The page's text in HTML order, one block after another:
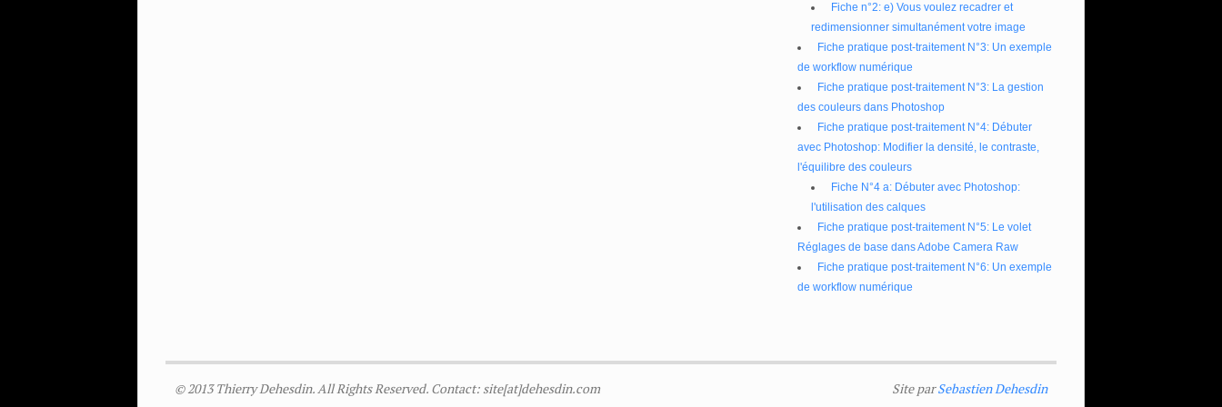
Fiche n°2: e) Vous voulez recadrer et
redimensionner simultanément votre image
Fiche pratique post-traitement N°3: Un exemple
de workflow numérique
Fiche pratique post-traitement N°3: La gestion
des couleurs dans Photoshop
Fiche pratique post-traitement N°4: Débuter
avec Photoshop: Modifier la densité, le contraste,
l'équilibre des couleurs
Fiche N°4 a: Débuter avec Photoshop:
l'utilisation des calques
Fiche pratique post-traitement N°5: Le volet
Réglages de base dans Adobe Camera Raw
Fiche pratique post-traitement N°6: Un exemple
de workflow numérique
© 2013 Thierry Dehesdin. All Rights Reserved. Contact: site[at]dehesdin.com Site parSebastien Dehesdin